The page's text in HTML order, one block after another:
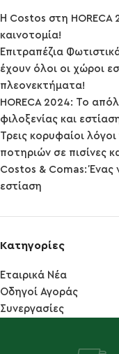
Η Costos στη HORECA
καινοτομία!
Επιτραπέζια
έχουν όλοι οι χώροι
πλεονεκτήματα!
HORECA 2024: Το
φιλοξενίας και
Τρεις κορυφαίοι
ποτηριών σε πισίνες
Costos & Comas: Ένας
εστίαση
Κατηγορίες
Εταιρικά Νέα
Οδηγοί Αγοράς
Συνεργασίες